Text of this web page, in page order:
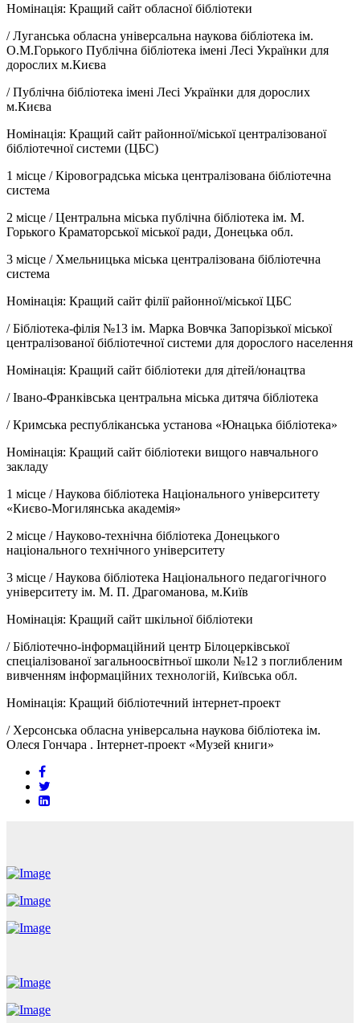
Номінація: Кращий сайт обласної бібліотеки
/Луганська обласна універсальна наукова бібліотека ім.
О.М.Горького Публічна бібліотека імені Лесі Українки для
дорослих м.Києва
/Публічна бібліотека імені Лесі Українки для дорослих
м.Києва
Номінація: Кращий сайт районної/міської централізованої
бібліотечної системи (ЦБС)
1 місце /Кіровоградська міська централізована бібліотечна
система
2 місце /Центральна міська публічна бібліотека ім. М.
Горького Краматорської міської ради, Донецька обл.
3 місце / Хмельницька міська централізована бібліотечна
система
Номінація: Кращий сайт філії районної/міської ЦБС
/Бібліотека-філія №13 ім. Марка Вовчка Запорізької міської
централізованої бібліотечної системи для дорослого населення
Номінація: Кращий сайт бібліотеки для дітей/юнацтва
/Івано-Франківська центральна міська дитяча бібліотека
/Кримська республіканська установа «Юнацька бібліотека»
Номінація: Кращий сайт бібліотеки вищого навчального
закладу
1 місце /Наукова бібліотека Національного університету
«Києво-Могилянська академія»
2 місце /Науково-технічна бібліотека Донецького
національного технічного університету
3 місце /Наукова бібліотека Національного педагогічного
університету ім. М. П. Драгоманова, м.Київ
Номінація: Кращий сайт шкільної бібліотеки
/Бібліотечно-інформаційний центр Білоцерківської
спеціалізованої загальноосвітньої школи №12 з поглибленим
вивченням інформаційних технологій, Київська обл.
Номінація: Кращий бібліотечний інтернет-проект
/ Херсонська обласна універсальна наукова бібліотека ім.
Олеся Гончара . Інтернет-проект «Музей книги»